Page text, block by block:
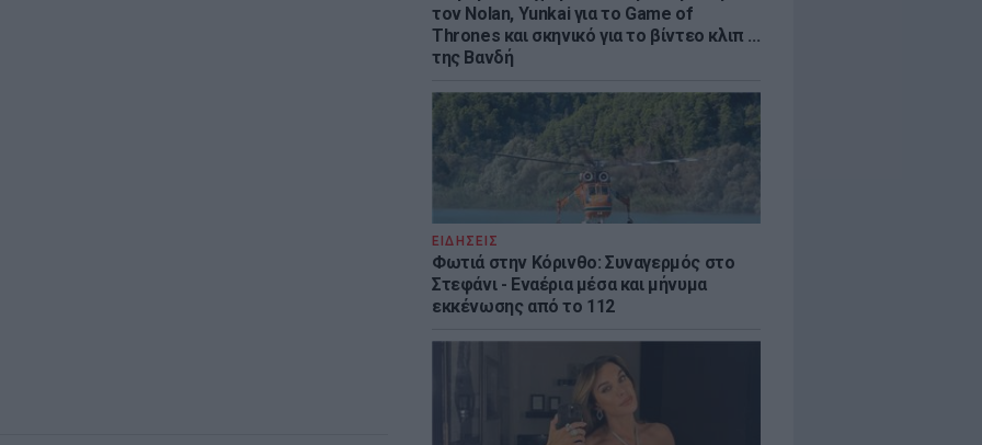
τον Nolan, Yunkai για το Game of
Thrones και σκηνικό για το βίντεο κλιπ ...
της Βανδή
ΕΙΔΗΣΕΙΣ
Φωτιά στην Κόρινθο: Συναγερμός στο
Στεφάνι - Εναέρια μέσα και μήνυμα
εκκένωσης από το 112